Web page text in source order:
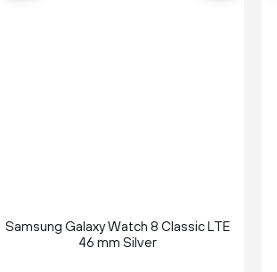
Samsung Galaxy Watch 8 Classic LTE
46 mm Silver